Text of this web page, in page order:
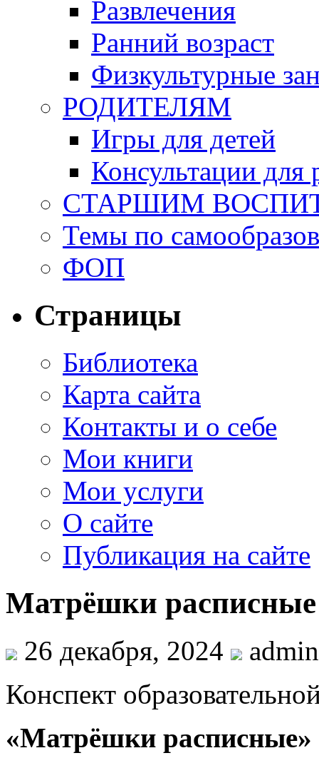
Развлечения
Ранний возраст
Физкультурные
РОДИТЕЛЯМ
Игры для детей
Консультации для
СТАРШИМ
Темы по
ФОП
Страницы
Библиотека
Карта сайта
Контакты и о себе
Мои книги
Мои услуги
О сайте
Публикация на сайте
Матрёшки расписные
26 декабря, 2024
admin
Конспект
«Матрёшки расписные»